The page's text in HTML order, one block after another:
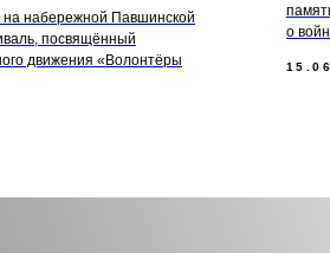
на набережной Павшинской
посвящённый
движения «Волонтёры
о